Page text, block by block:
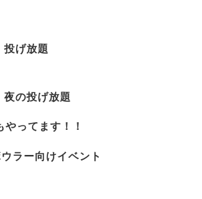
投げ放題
夜の投げ放題
ってます！！
ラー向けイベント